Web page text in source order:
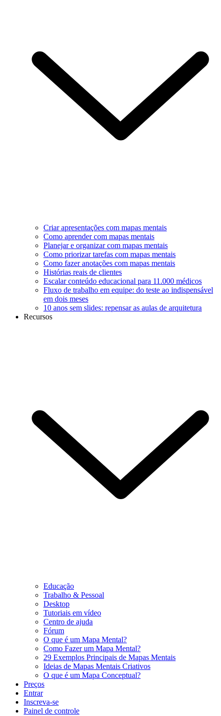
Criar apresentações com mapas mentais
Como aprender com mapas mentais
Planejar e organizar com mapas mentais
Como priorizar tarefas com mapas mentais
Como fazer anotações com mapas mentais
Histórias reais de clientes
Escalar conteúdo educacional para 11.000 médicos
Fluxo de trabalho em equipe: do teste ao indispensável
em dois meses
10 anos sem slides: repensar as aulas de arquitetura
Recursos
Educação
Trabalho & Pessoal
Desktop
Tutoriais em vídeo
Centro de ajuda
Fórum
O que é um Mapa Mental?
Como Fazer um Mapa Mental?
29 Exemplos Principais de Mapas Mentais
Ideias de Mapas Mentais Criativos
O que é um Mapa Conceptual?
Preços
Entrar
Inscreva-se
Painel de controle